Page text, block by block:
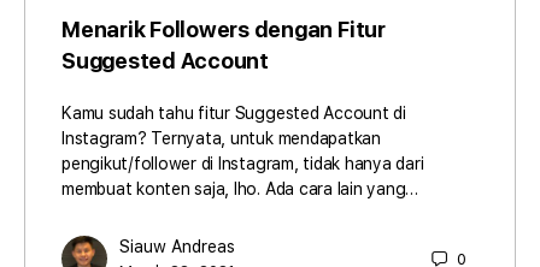
Menarik Followers dengan Fitur
Suggested Account
Kamu sudah tahu fitur Suggested Account di
Instagram? Ternyata, untuk mendapatkan
pengikut/follower di Instagram, tidak hanya dari
membuat konten saja, lho. Ada cara lain yang…
Siauw Andreas
0